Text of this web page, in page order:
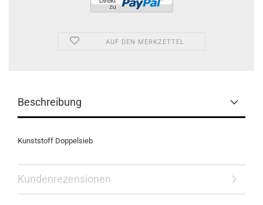
AUF DEN MERKZETTEL
Beschreibung
Kunststoff Doppelsieb
Kundenrezensionen